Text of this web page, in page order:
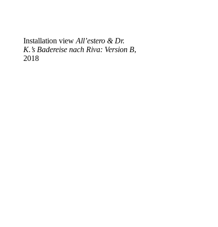
Installation view All’estero & Dr.
K.’s Badereise nach Riva: Version B,
2018